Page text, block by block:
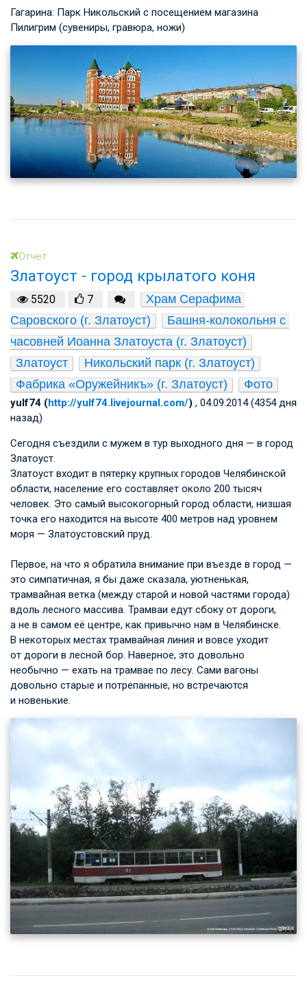
Гагарина: Парк Никольский с посещением магазина
Пилигрим (сувениры, гравюра, ножи)
Отчет
Златоуст - город крылатого коня
5520 7
Храм Серафима
Саровского (г. Златоуст)
Башня-колокольня с
часовней Иоанна Златоуста (г. Златоуст)
Златоуст
Никольский парк (г. Златоуст)
Фабрика «Оружейникъ» (г. Златоуст)
Фото
yulf74 (http://yulf74.livejournal.com/) , 04.09.2014 (4354 дня
назад)
Сегодня съездили с мужем в тур выходного дня — в город
Златоуст.
Златоуст входит в пятерку крупных городов Челябинской
области, население его составляет около 200 тысяч
человек. Это самый высокогорный город области, низшая
точка его находится на высоте 400 метров над уровнем
моря — Златоустовский пруд.
Первое, на что я обратила внимание при въезде в город —
это симпатичная, я бы даже сказала, уютненькая,
трамвайная ветка (между старой и новой частями города)
вдоль лесного массива. Трамваи едут сбоку от дороги,
а не в самом её центре, как привычно нам в Челябинске.
В некоторых местах трамвайная линия и вовсе уходит
от дороги в лесной бор. Наверное, это довольно
необычно — ехать на трамвае по лесу. Сами вагоны
довольно старые и потрепанные, но встречаются
и новенькие.